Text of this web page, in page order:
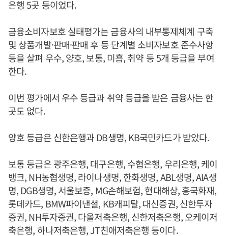
은행 5곳 등이었다.
금융소비자보호 실태평가는 금융사의 내부통제체계 구축
및 상품개발·판매·판매 후 등 단계별 소비자보호 준수사항
등을 살펴 우수, 양호, 보통, 미흡, 취약 등 5개 등급을 부여
한다.
이번 평가에서 우수 등급과 취약 등급을 받은 금융사는 한
곳도 없다.
양호 등급은 신한은행과 DB생명, KB국민카드가 받았다.
보통 등급은 광주은행, 대구은행, 수협은행, 우리은행, 케이
뱅크, NH농협생명, 라이나생명, 한화생명, ABL생명, AIA생
명, DGB생명, 서울보증, MG손해보험, 현대해상, 흥국화재,
롯데카드, BMW파이낸셜, KB캐피탈, 대신증권, 신한투자
증권, NH투자증권, 다올저축은행, 신한저축은행, 오케이저
축은행, 하나저축은행, JT친애저축은행 등이다.